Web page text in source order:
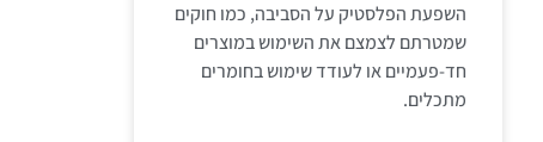
השפעת הפלסטיק על הסביבה, כמו חוקים
שמטרתם לצמצם את השימוש במוצרים
חד-פעמיים או לעודד שימוש בחומרים
מתכלים.